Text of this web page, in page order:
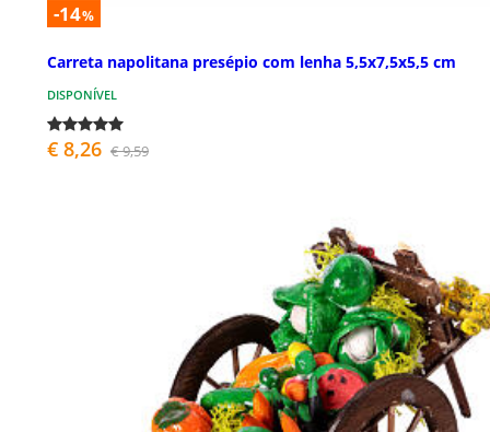
-14%
Carreta napolitana presépio com lenha 5,5x7,5x5,5 cm
DISPONÍVEL
€ 8,26 € 9,59